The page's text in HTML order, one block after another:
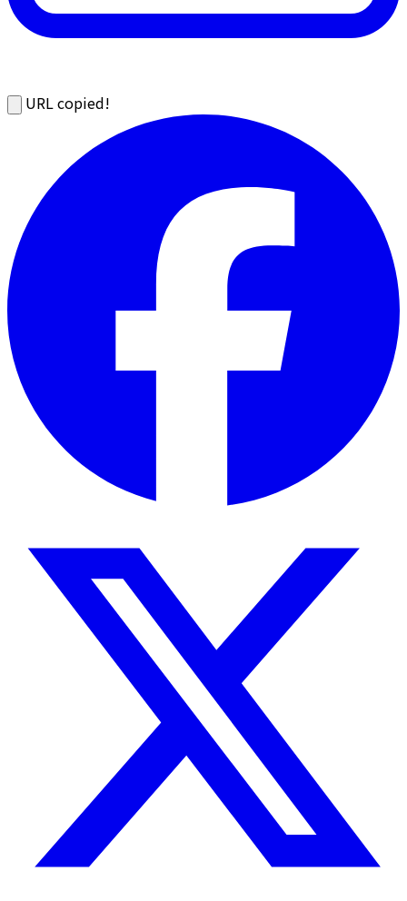
URL copied!